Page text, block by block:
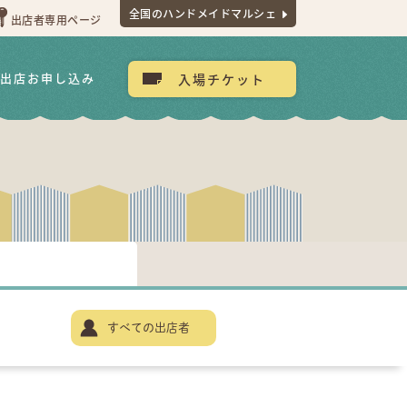
出店者専用ページ 全国のハンドメイドマルシェ
出店お申し込み 入場チケット
すべての出店者